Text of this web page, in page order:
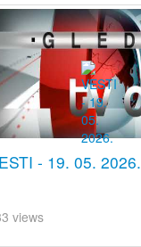
- 19. 05. 2026.
views